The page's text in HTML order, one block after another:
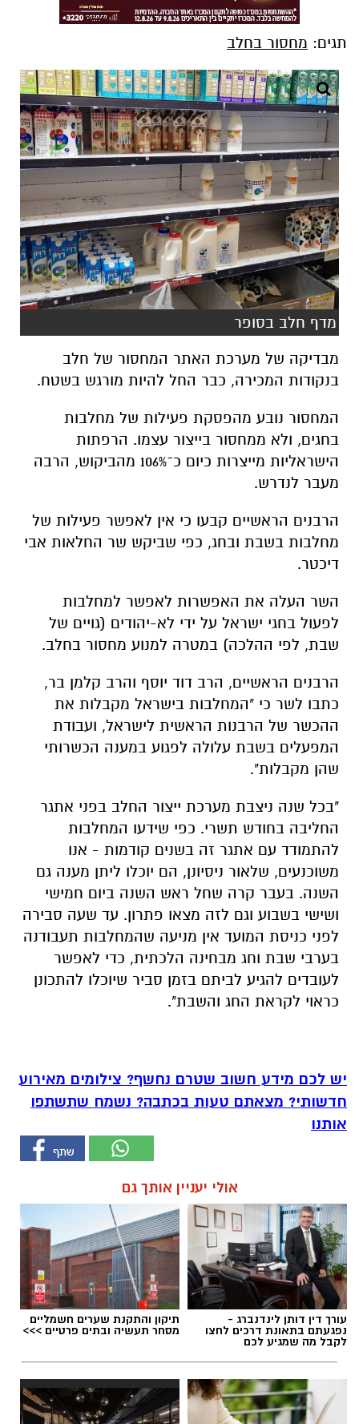
תגים: מחסור בחלב
מדף חלב בסופר
מבדיקה של מערכת האתר המחסור של חלב
בנקודות המכירה, כבר החל להיות מורגש בשטח.
המחסור נובע מהפסקת פעילות של מחלבות
בחגים, ולא ממחסור בייצור עצמו. הרפתות
הישראליות מייצרות כיום כ־106% מהביקוש, הרבה
מעבר לנדרש.
הרבנים הראשיים קבעו כי אין לאפשר פעילות של
מחלבות בשבת ובחג, כפי שביקש שר החלאות אבי
דיכטר.
השר העלה את האפשרות לאפשר למחלבות
לפעול בחגי ישראל על ידי לא-יהודים (גויים של
שבת, לפי ההלכה) במטרה למנוע מחסור בחלב.
הרבנים הראשיים, הרב דוד יוסף והרב קלמן בר,
כתבו לשר כי "המחלבות בישראל מקבלות את
ההכשר של הרבנות הראשית לישראל, ועבודת
המפעלים בשבת עלולה לפגוע במענה הכשרותי
שהן מקבלות".
"בכל שנה ניצבת מערכת ייצור החלב בפני אתגר
החליבה בחודש תשרי. כפי שידעו המחלבות
להתמודד עם אתגר זה בשנים קודמות - אנו
משוכנעים, שלאור ניסיונן, הם יוכלו ליתן מענה גם
השנה. בעבר קרה שחל ראש השנה ביום חמישי
ושישי בשבוע וגם לזה מצאו פתרון. עד שעה סבירה
לפני כניסת המועד אין מניעה שהמחלבות תעבודנה
בערבי שבת וחג מבחינה הלכתית, כדי לאפשר
לעובדים להגיע לביתם בזמן סביר שיוכלו להתכונן
כראוי לקראת החג והשבת".
יש לכם מידע חשוב שטרם נחשף? צילומים מאירוע
חדשותי? מצאתם טעות בכתבה? נשמח שתשתפו
אותנו
אולי יעניין אותך גם
עורך דין דותן לינדנברג -
נפגעתם בתאונת דרכים לחצו
לקבל מה שמגיע לכם
תיקון והתקנת שערים חשמליים
מסחר תעשיה ובתים פרטיים >>>